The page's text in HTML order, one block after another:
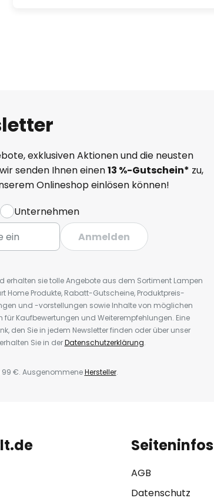
exklusiven Aktionen und die neusten
senden Ihnen einen13 %-Gutschein* zu,
Onlineshop einlösen können!
Unternehmen
Anmelden
erhalten sie tolle Angebote aus dem Sortiment Lampen
Home Produkte, Rabatt-Gutscheine, Produktpreis-
und -vorstellungen sowie Inhalte von möglichen
Kaufbewertungen und Weiterempfehlungen. Eine
den Sie in jedem Newsletter finden oder über unser
Sie in derDatenschutzerklärung.
99 €. AusgenommeneHersteller.
Seiteninfos
AGB
Datenschutz